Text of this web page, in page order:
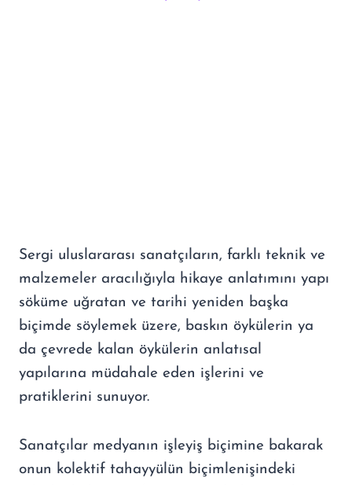
Sergi uluslararası sanatçıların, farklı teknik ve
malzemeler aracılığıyla hikaye anlatımını yapı
söküme uğratan ve tarihi yeniden başka
biçimde söylemek üzere, baskın öykülerin ya
da çevrede kalan öykülerin anlatısal
yapılarına müdahale eden işlerini ve
pratiklerini sunuyor.
Sanatçılar medyanın işleyiş biçimine bakarak
onun kolektif tahayyülün biçimlenişindeki